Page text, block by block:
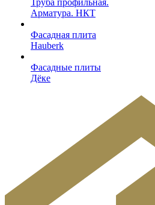
Труба профильная.
Арматура. НКТ
Фасадная плита
Hauberk
Фасадные плиты
Дёке